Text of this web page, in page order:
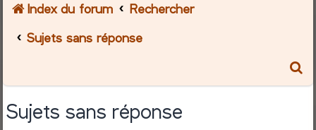
Index du forum
Rechercher
Sujets sans réponse
Sujets sans réponse